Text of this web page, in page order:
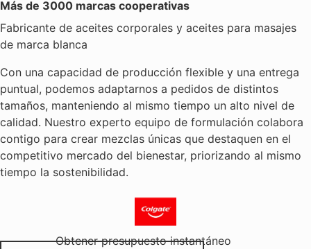
Más de 3000 marcas cooperativas
Fabricante de aceites corporales y aceites para masajes
de marca blanca
Con una capacidad de producción flexible y una entrega
puntual, podemos adaptarnos a pedidos de distintos
tamaños, manteniendo al mismo tiempo un alto nivel de
calidad. Nuestro experto equipo de formulación colabora
contigo para crear mezclas únicas que destaquen en el
competitivo mercado del bienestar, priorizando al mismo
tiempo la sostenibilidad.
Obtener presupuesto instantáneo